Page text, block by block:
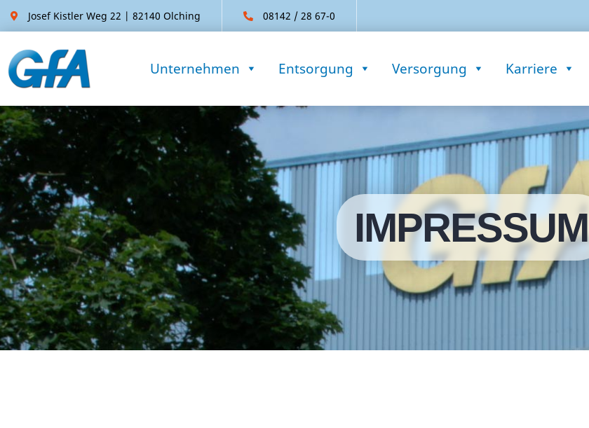
Josef Kistler Weg 22 | 82140 Olching 08142 / 28 67-0
Unternehmen Entsorgung Versorgung Karriere
IMPRESSUM